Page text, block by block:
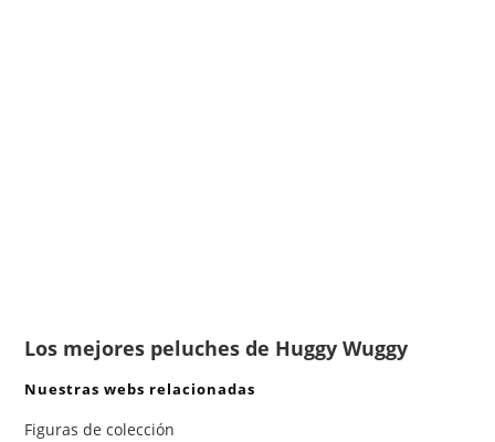
Los mejores peluches de Huggy Wuggy
Nuestras webs relacionadas
Figuras de colección